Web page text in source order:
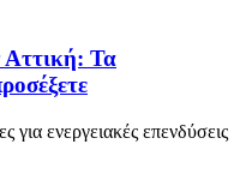
Αττική: Τα